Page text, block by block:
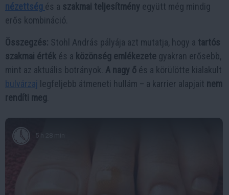
nézettség és a szakmai teljesítmény együtt még mindig
erős kombináció.
Összegzés: Stohl András pályája azt mutatja, hogy a tartós
szakmai érték és a közönség emlékezete gyakran erősebb,
mint az aktuális botrányok. A nagy ő és a körülötte kialakult
bulvárzaj legfeljebb átmeneti hullám – a karrier alapjait nem
rendíti meg
5 h 28 min